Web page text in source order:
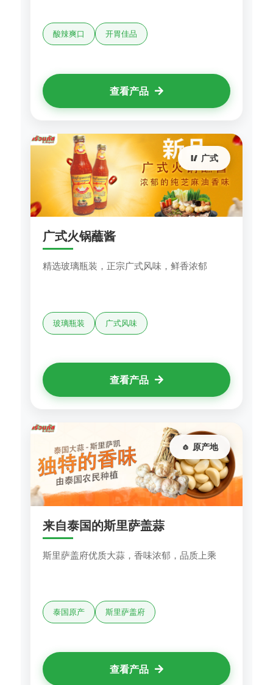
酸辣爽口 开胃佳品
查看产品
🥢 广式
广式火锅蘸酱
精选玻璃瓶装，正宗广式风味，鲜香浓郁
玻璃瓶装 广式风味
查看产品
🧄 原产地
来自泰国的斯里萨盖蒜
斯里萨盖府优质大蒜，香味浓郁，品质上乘
泰国原产 斯里萨盖府
查看产品